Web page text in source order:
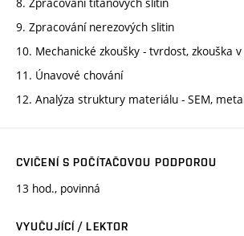
9. Zpracování nerezových slitin
10. Mechanické zkoušky - tvrdost, zkouška
11. Únavové chování
12. Analýza struktury materiálu - SEM,
CVIČENÍ S POČÍTAČOVOU PODPOROU
13 hod., povinná
VYUČUJÍCÍ / LEKTOR